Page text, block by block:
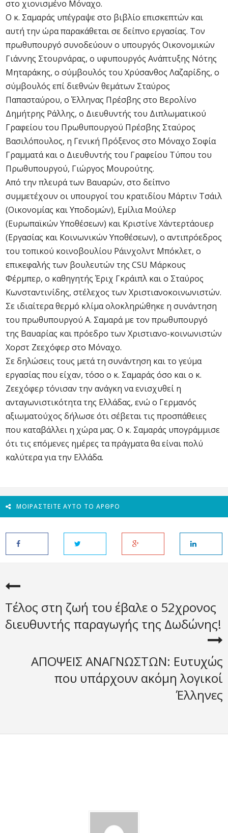
στο χιονισμένο Μόναχο.
Ο κ. Σαμαράς υπέγραψε στο βιβλίο επισκεπτών και
αυτή την ώρα παρακάθεται σε δείπνο εργασίας. Τον
πρωθυπουργό συνοδεύουν ο υπουργός Οικονομικών
Γιάννης Στουρνάρας, ο υφυπουργός Ανάπτυξης Νότης
Μηταράκης, ο σύμβουλός του Χρύσανθος Λαζαρίδης, ο
σύμβουλός επί διεθνών θεμάτων Σταύρος
Παπασταύρου, ο Έλληνας Πρέσβης στο Βερολίνο
Δημήτρης Ράλλης, ο Διευθυντής του Διπλωματικού
Γραφείου του Πρωθυπουργού Πρέσβης Σταύρος
Βασιλόπουλος, η Γενική Πρόξενος στο Μόναχο Σοφία
Γραμματά και ο Διευθυντής του Γραφείου Τύπου του
Πρωθυπουργού, Γιώργος Μουρούτης.
Από την πλευρά των Βαυαρών, στο δείπνο
συμμετέχουν οι υπουργοί του κρατιδίου Μάρτιν Τσάιλ
(Οικονομίας και Υποδομών), Εμίλια Μούλερ
(Ευρωπαϊκών Υποθέσεων) και Κριστίνε Χάντερτάουερ
(Εργασίας και Κοινωνικών Υποθέσεων), ο αντιπρόεδρος
του τοπικού κοινοβουλίου Ράινχολντ Μπόκλετ, ο
επικεφαλής των βουλευτών της CSU Μάρκους
Φέρμπερ, ο καθηγητής Έριχ Γκράιπλ και ο Σταύρος
Κωνσταντινίδης, στέλεχος των Χριστιανοκοινωνιστών.
Σε ιδιαίτερα θερμό κλίμα ολοκληρώθηκε η συνάντηση
του πρωθυπουργού Α. Σαμαρά με τον πρωθυπουργό
της Βαυαρίας και πρόεδρο των Χριστιανο-κοινωνιστών
Χορστ Ζεεχόφερ στο Μόναχο.
Σε δηλώσεις τους μετά τη συνάντηση και το γεύμα
εργασίας που είχαν, τόσο ο κ. Σαμαράς όσο και ο κ.
Ζεεχόφερ τόνισαν την ανάγκη να ενισχυθεί η
ανταγωνιστικότητα της Ελλάδας, ενώ ο Γερμανός
αξιωματούχος δήλωσε ότι σέβεται τις προσπάθειες
που καταβάλλει η χώρα μας. Ο κ. Σαμαράς υπογράμμισε
ότι τις επόμενες ημέρες τα πράγματα θα είναι πολύ
καλύτερα για την Ελλάδα.
ΜΟΙΡΑΣΤΕΊΤΕ ΑΥΤΌ ΤΟ ΆΡΘΡΟ
Τέλος στη ζωή του έβαλε o 52χρονος
διευθυντής παραγωγής της Δωδώνης!
ΑΠΟΨΕΙΣ ΑΝΑΓΝΩΣΤΩΝ: Ευτυχώς
που υπάρχουν ακόμη λογικοί
Έλληνες